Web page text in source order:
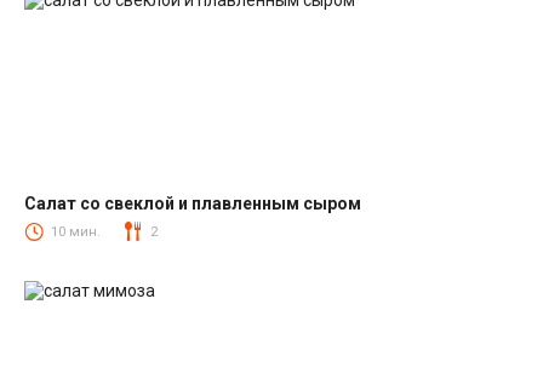
Салаты со свеклой
Салат со свеклой и плавленным сыром
10 мин. 2